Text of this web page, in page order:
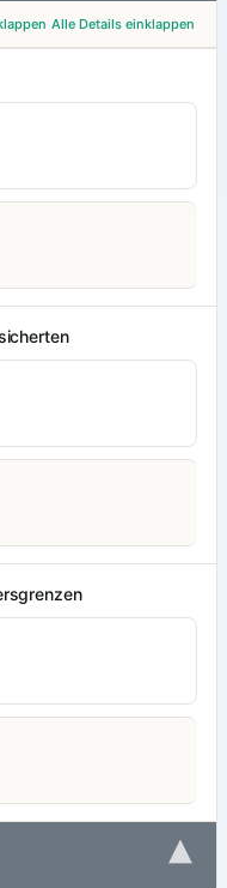
Alle Details einklappen
▾